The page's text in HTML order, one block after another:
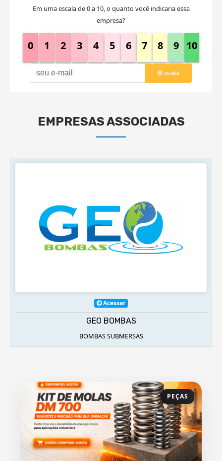
Em uma escala de 0 a 10, o quanto você indicaria essa
empresa?
0 1 2 3 4 5 6 7 8 9 10
avaliar
EMPRESAS ASSOCIADAS
BOMBAS SUBMERSAS
PEÇAS